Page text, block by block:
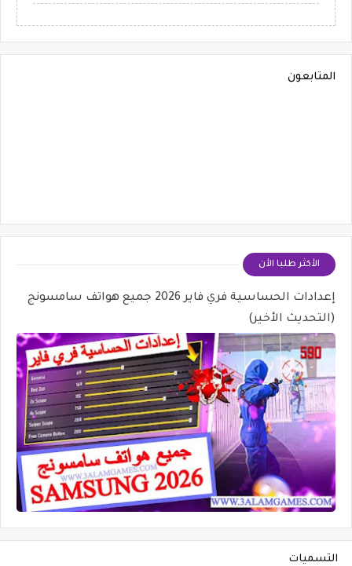
المتابعون
الأكثر طلبا الأن
إعدادات الحساسية فري فاير 2026 جميع هواتف سامسونج
(التحديث الأخير)
التسميات